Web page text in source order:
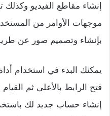
إنشاء مقاطع الفيديو
موجهات الأوامر من
بإنشاء وتصميم صور عن طريق
فتح الرابط بالأعلى ثم
إنشاء حساب جديد لك